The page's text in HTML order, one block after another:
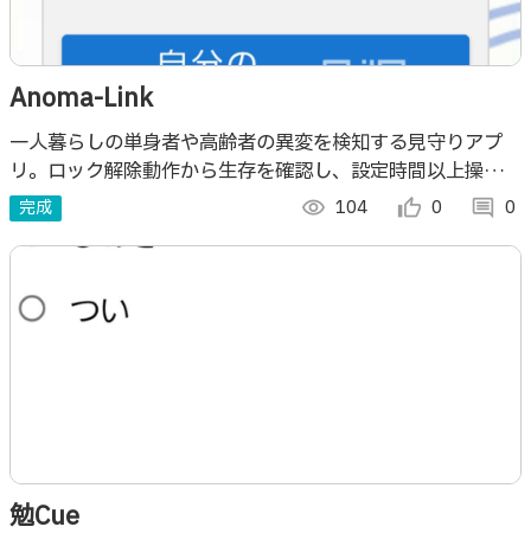
Anoma-Link
一人暮らしの単身者や高齢者の異変を検知する見守りアプ
リ。ロック解除動作から生存を確認し、設定時間以上操作が
ない場合は家族へ自動通知する。QRコードで手軽に連携で
き、日々の負担なく長期間見守りが可能。
完成 visibility 104 thumb_up_alt 0 comment 0
勉Cue